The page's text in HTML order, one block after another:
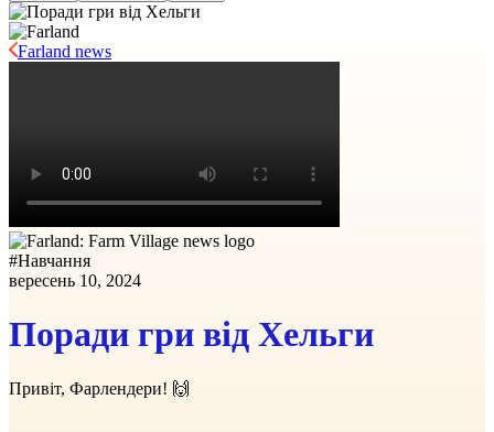
Farland news
#Навчання
вересень 10, 2024
Поради гри від Хельги
Привіт, Фарлендери! 🙌